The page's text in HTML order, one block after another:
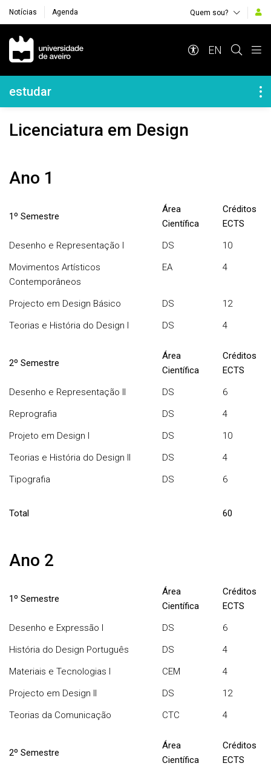
Notícias Agenda Quem sou?
Navegação Principal
EN
Navegação Lateral
estudar
Licenciatura em Design
Ano 1
1º Semestre
Área
Científica
Créditos
ECTS
Desenho e Representação I
DS
10
Movimentos Artísticos
Contemporâneos
EA 4
Projecto em Design Básico DS
12
Teorias e História do Design I
DS 4
2º Semestre
Área
Científica
Créditos
ECTS
Desenho e Representação II
DS
6
Reprografia
DS
4
Projeto em Design I
DS
10
Teorias e História do Design II
DS
4
Tipografia
DS 6
Total 60
Ano 2
1º Semestre
Área
Científica
Créditos
ECTS
Desenho e Expressão I
DS
6
História do Design Português
DS
4
Materiais e Tecnologias I
CEM
4
Projecto em Design II
DS
12
Teorias da Comunicação
CTC 4
2º Semestre
Área
Científica
Créditos
ECTS